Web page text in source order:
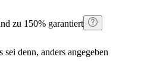
zu 150% garantiert
sei denn, anders angegeben